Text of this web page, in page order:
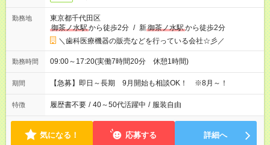
勤務地
東京都千代田区
御茶ノ水駅から徒歩2分 / 新御茶ノ水駅から徒歩2分
＼歯科医療機器の販売などを行っている会社☆彡／
勤務時間 09:00～17:20(実働7時間20分 休憩1時間)
期間 【急募】即日～長期 9月開始も相談OK！ ※8月～！
特徴 履歴書不要 / 40～50代活躍中 / 服装自由
気になる！ 応募する 詳細へ